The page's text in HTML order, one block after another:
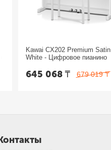
Kawai CX202 Premium Satin
White - Цифровое пианино
679 019 ₸
645 068₸